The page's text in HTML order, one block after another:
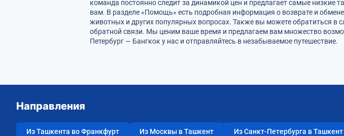
команда постоянно следит за динамикой цен и предлагает самые
вам. В разделе «Помощь» есть подробная информация о возврате и
животных и других популярных вопросах. Также вы можете обратиться в
обратной связи. Мы ценим ваше время и предлагаем вам множество
Петербург — Бангкок у нас и отправляйтесь в незабываемое путешествие.
Направления
Из Ташкента во Франкфурт Из Москвы в Ташкент Из Санкт-Петербурга в Ташкент